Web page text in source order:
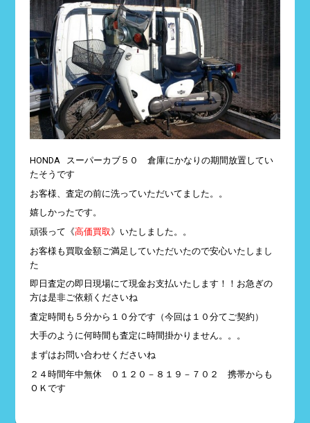
HONDA スーパーカブ５０ 倉庫にかなりの期間放置してい
たそうです
お客様、査定の前に洗っていただいてました。。
嬉しかったです。
頑張って《高価買取》いたしました。。
お客様も買取金額ご満足していただいたので安心いたしまし
た
即日査定の即日現場にて現金お支払いたします！！お急ぎの
方は是非ご依頼くださいね
査定時間も５分から１０分です（今回は１０分てご契約）
大手のように何時間も査定に時間掛かりません。。。
まずはお問い合わせくださいね
２４時間年中無休 ０１２０－８１９－７０２ 携帯からも
ＯＫです